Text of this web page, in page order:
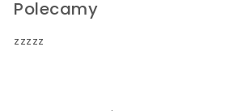
Polecamy
zzzzz